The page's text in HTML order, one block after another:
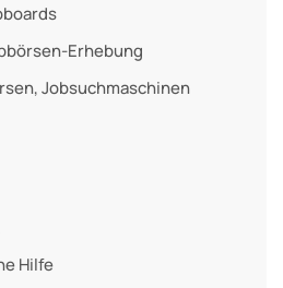
Erhebung
Jobsuchmaschinen
Hilfe